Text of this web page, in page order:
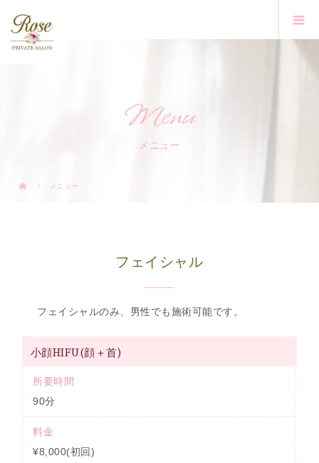
Menu
メニュー
メニュー
フェイシャル
フェイシャルのみ、男性でも施術可能です。
小顔HIFU(顔＋首)
所要時間
90分
料金
¥8,000(初回)